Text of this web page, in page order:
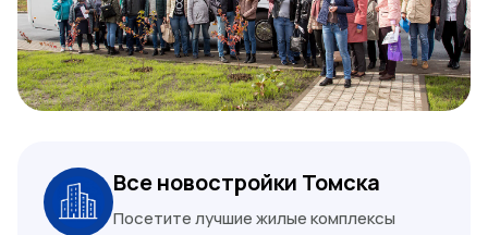
Все новостройки Томска
Посетите лучшие жилые комплексы